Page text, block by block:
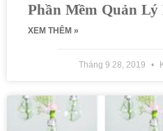
Phần Mềm Quản Lý
XEM THÊM »
Tháng 9 28, 2019